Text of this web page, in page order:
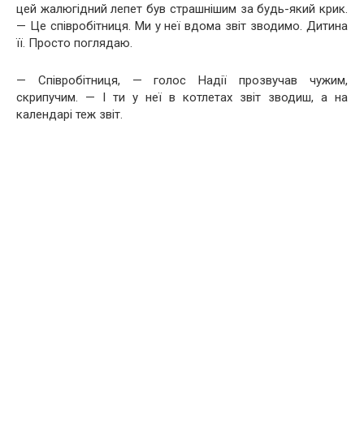
цей жалюгідний лепет був страшнішим за будь-який крик.
— Це співробітниця. Ми у неї вдома звіт зводимо. Дитина
її. Просто поглядаю.
— Співробітниця, — голос Надії прозвучав чужим,
скрипучим. — І ти у неї в котлетах звіт зводиш, а на
календарі теж звіт.